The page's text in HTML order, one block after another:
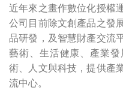
近年來之畫作數位化授權
公司目前除文創產品之發
品研發，及智慧財產交流
藝術、生活健康、產業
術、人文與科技，提供產
流中心。